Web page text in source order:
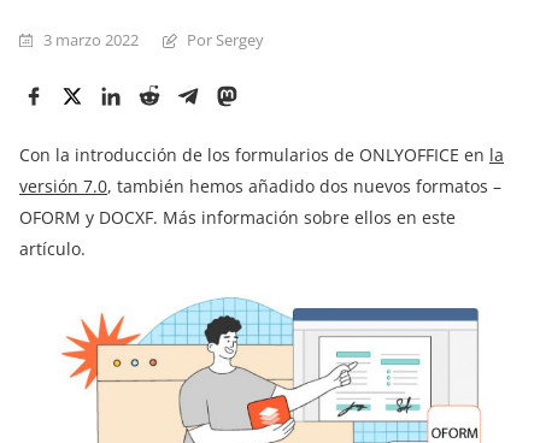
3 marzo 2022 Por Sergey
Con la introducción de los formularios de ONLYOFFICE en la
versión 7.0, también hemos añadido dos nuevos formatos –
OFORM y DOCXF. Más información sobre ellos en este
artículo.